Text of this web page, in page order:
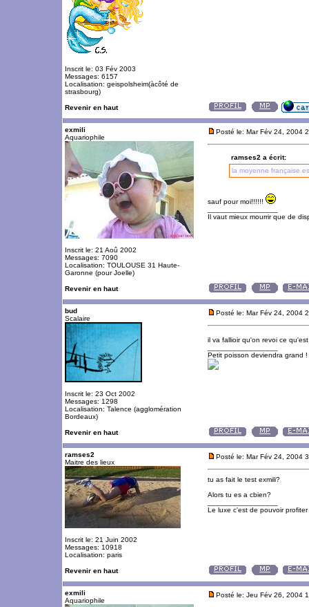
Inscrit le: 03 Fév 2003
Messages: 6157
Localisation: geispolsheim(àcôté de
strasbourg)
Revenir en haut
exmili
Aquariophile
Inscrit le: 21 Aoû 2002
Messages: 7090
Localisation: TOULOUSE 31 Haute-
Garonne (pour Joelle)
Posté le: Mar Fév 24, 2004
ramses2 a écrit:
la moyenne française
sauf pour moi!!!!!!
Il vaut mieux mourrir que de
Revenir en haut
bud
Scalaire
Inscrit le: 23 Oct 2002
Messages: 1298
Localisation: Talence (agglomération
Bordeaux)
Posté le: Mar Fév 24, 2004
il va fallioir qu'on revoi ce
Petit poisson deviendra grand !
Revenir en haut
ramses2
Maitre des lieux
Inscrit le: 21 Juin 2002
Messages: 10918
Localisation: paris
Posté le: Mar Fév 24, 2004
tu as fait le test exmili?
Alors tu es a cbien?
Le luxe c'est de pouvoir
Revenir en haut
exmili
Aquariophile
Posté le: Jeu Fév 26, 2004